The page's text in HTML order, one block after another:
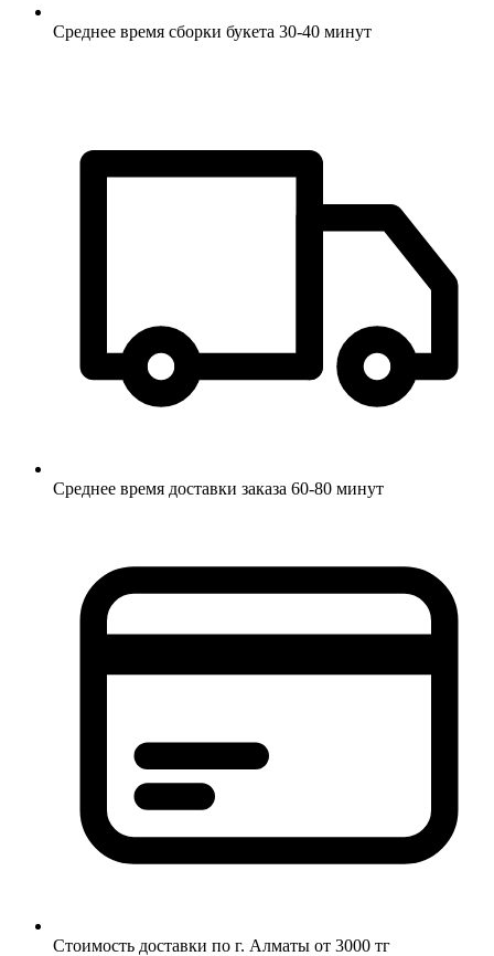
Среднее время сборки букета 30-40 минут
Среднее время доставки заказа 60-80 минут
Стоимость доставки по г. Алматы от 3000 тг